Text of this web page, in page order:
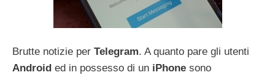
Brutte notizie per Telegram. A quanto pare gli utenti
Android ed in possesso di un iPhone sono